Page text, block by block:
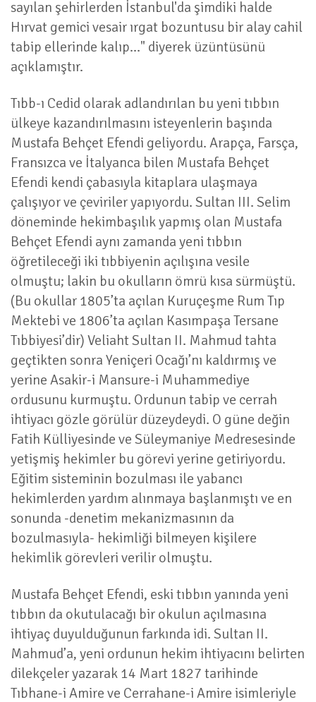
sayılan şehirlerden İstanbul'da şimdiki halde
Hırvat gemici vesair ırgat bozuntusu bir alay cahil
tabip ellerinde kalıp..." diyerek üzüntüsünü
açıklamıştır.
Tıbb-ı Cedid olarak adlandırılan bu yeni tıbbın
ülkeye kazandırılmasını isteyenlerin başında
Mustafa Behçet Efendi geliyordu. Arapça, Farsça,
Fransızca ve İtalyanca bilen Mustafa Behçet
Efendi kendi çabasıyla kitaplara ulaşmaya
çalışıyor ve çeviriler yapıyordu. Sultan III. Selim
döneminde hekimbaşılık yapmış olan Mustafa
Behçet Efendi aynı zamanda yeni tıbbın
öğretileceği iki tıbbiyenin açılışına vesile
olmuştu; lakin bu okulların ömrü kısa sürmüştü.
(Bu okullar 1805’ta açılan Kuruçeşme Rum Tıp
Mektebi ve 1806’ta açılan Kasımpaşa Tersane
Tıbbiyesi’dir) Veliaht Sultan II. Mahmud tahta
geçtikten sonra Yeniçeri Ocağı’nı kaldırmış ve
yerine Asakir-i Mansure-i Muhammediye
ordusunu kurmuştu. Ordunun tabip ve cerrah
ihtiyacı gözle görülür düzeydeydi. O güne değin
Fatih Külliyesinde ve Süleymaniye Medresesinde
yetişmiş hekimler bu görevi yerine getiriyordu.
Eğitim sisteminin bozulması ile yabancı
hekimlerden yardım alınmaya başlanmıştı ve en
sonunda -denetim mekanizmasının da
bozulmasıyla- hekimliği bilmeyen kişilere
hekimlik görevleri verilir olmuştu.
Mustafa Behçet Efendi, eski tıbbın yanında yeni
tıbbın da okutulacağı bir okulun açılmasına
ihtiyaç duyulduğunun farkında idi. Sultan II.
Mahmud’a, yeni ordunun hekim ihtiyacını belirten
dilekçeler yazarak 14 Mart 1827 tarihinde
Tıbhane-i Amire ve Cerrahane-i Amire isimleriyle